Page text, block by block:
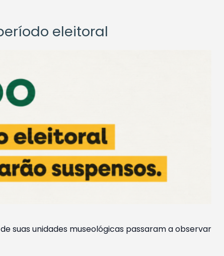
eleitoral
suas unidades museológicas passaram a observar